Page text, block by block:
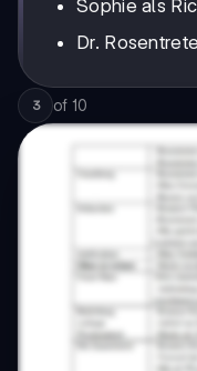
Sophie als
Dr.
3 of 10